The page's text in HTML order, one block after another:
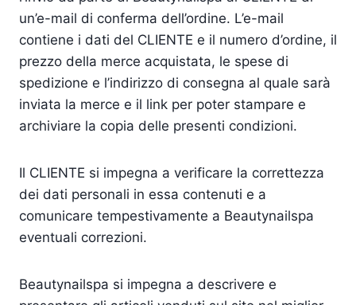
un’e-mail di conferma dell’ordine. L’e-mail
contiene i dati del CLIENTE e il numero d’ordine, il
prezzo della merce acquistata, le spese di
spedizione e l’indirizzo di consegna al quale sarà
inviata la merce e il link per poter stampare e
archiviare la copia delle presenti condizioni.
Il CLIENTE si impegna a verificare la correttezza
dei dati personali in essa contenuti e a
comunicare tempestivamente a Beautynailspa
eventuali correzioni.
Beautynailspa si impegna a descrivere e